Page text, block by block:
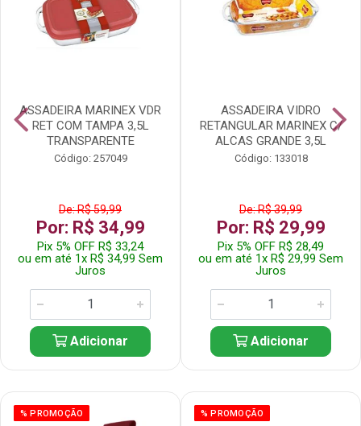
ASSADEIRA MARINEX VDR
RET COM TAMPA 3,5L
TRANSPARENTE
Código: 257049
De: R$ 59,99
Por: R$ 34,99
Pix 5% OFF R$ 33,24
ou em até 1x R$ 34,99 Sem
Juros
Adicionar
ASSADEIRA VIDRO
RETANGULAR MARINEX C/
ALCAS GRANDE 3,5L
Código: 133018
De: R$ 39,99
Por: R$ 29,99
Pix 5% OFF R$ 28,49
ou em até 1x R$ 29,99 Sem
Juros
Adicionar
% PROMOÇÃO % PROMOÇÃO